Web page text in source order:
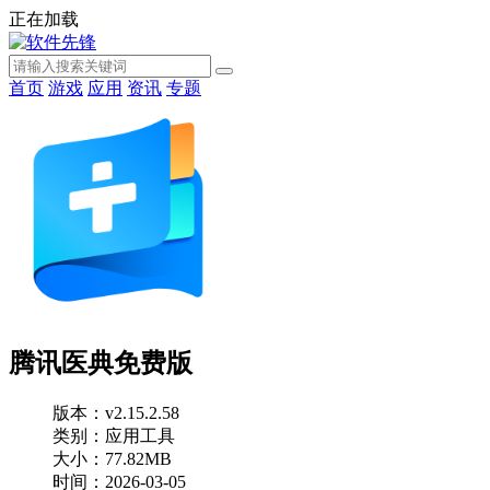
正在加载
首页 游戏 应用 资讯 专题
腾讯医典免费版
版本：v2.15.2.58
类别：应用工具
大小：77.82MB
时间：2026-03-05